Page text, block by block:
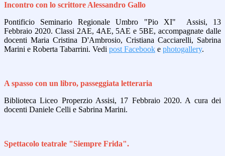
Incontro con lo scrittore Alessandro Gallo
Pontificio Seminario Regionale Umbro "Pio XI" Assisi, 13
Febbraio 2020. Classi 2AE, 4AE, 5AE e 5BE, accompagnate dalle
docenti Maria Cristina D'Ambrosio, Cristiana Cacciarelli, Sabrina
Marini e Roberta Tabarrini. Vedi post Facebook e photogallery.
A spasso con un libro, passeggiata letteraria
Biblioteca Liceo Properzio Assisi, 17 Febbraio 2020. A cura dei
docenti Daniele Celli e Sabrina Marini.
Spettacolo teatrale "Siempre Frida".